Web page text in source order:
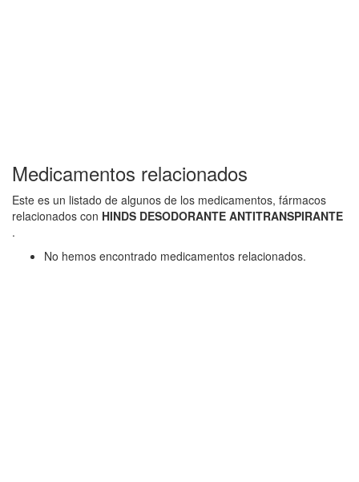
Medicamentos relacionados
Este es un listado de algunos de los medicamentos, fármacos
relacionados con HINDS DESODORANTE ANTITRANSPIRANTE
.
No hemos encontrado medicamentos relacionados.